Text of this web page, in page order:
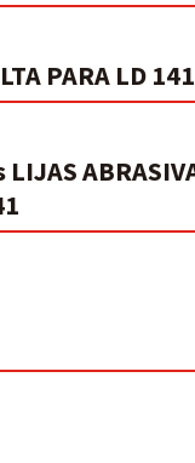
PARA LD 141